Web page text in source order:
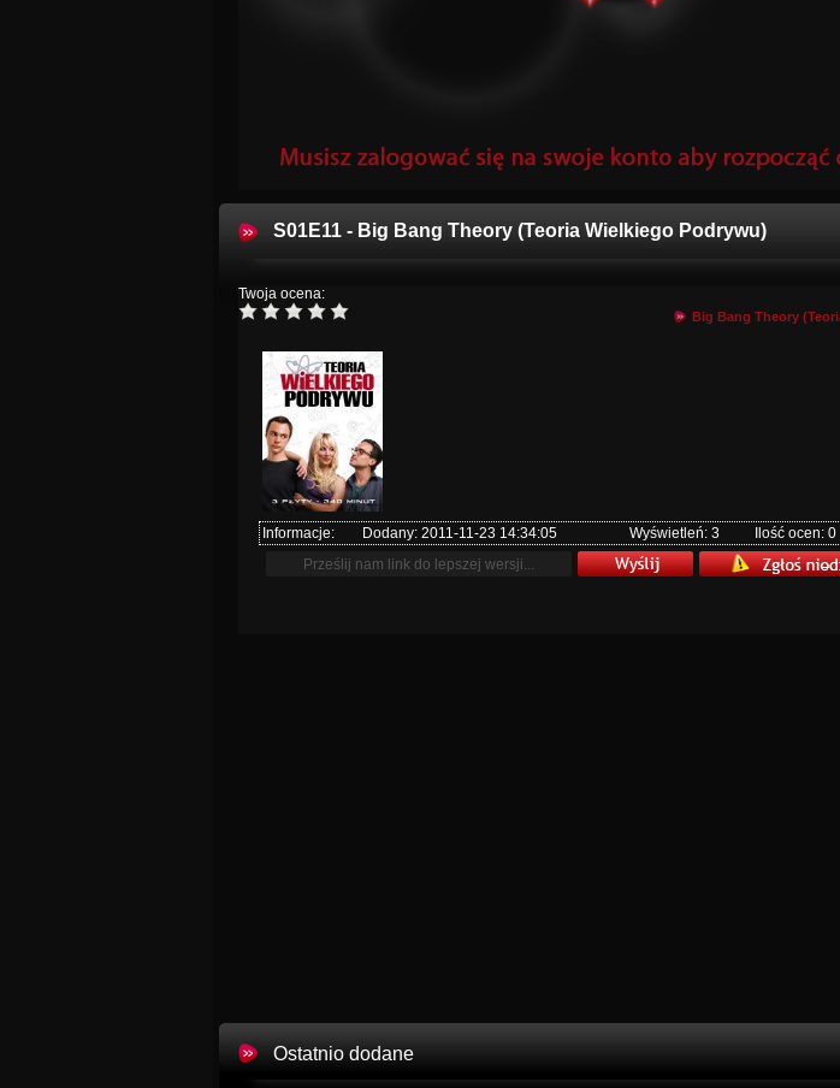
S01E11 - Big Bang Theory (Teoria Wielkiego Podrywu)
Twoja ocena:
Big Bang Theory
Informacje: Dodany: 2011-11-23 14:34:05 Wyświetleń: 3 Ilość ocen: 0
Ostatnio dodane